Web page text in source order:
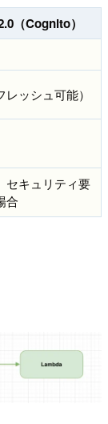
（Cognito）
ッシュ可能）
セキュリティ要
合